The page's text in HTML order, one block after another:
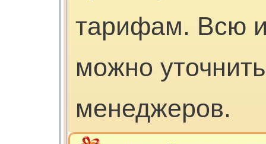
тарифам. Всю
можно
менеджеров.